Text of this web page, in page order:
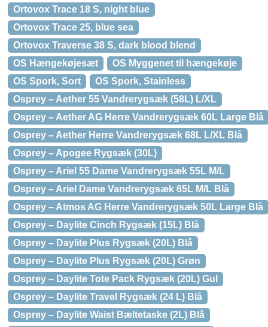
Ortovox Trace 18 S, night blue
Ortovox Trace 25, blue sea
Ortovox Traverse 38 S, dark blood blend
OS Hængekøjesæt
OS Myggenet til hængekøje
OS Spork, Sort
OS Spork, Stainless
Osprey – Aether 55 Vandrerygsæk (58L) L/XL
Osprey – Aether AG Herre Vandrerygsæk 60L Large Blå
Osprey – Aether Herre Vandrerygsæk 68L L/XL Blå
Osprey – Apogee Rygsæk (30L)
Osprey – Ariel 55 Dame Vandrerygsæk 55L M/L
Osprey – Ariel Dame Vandrerygsæk 65L M/L Blå
Osprey – Atmos AG Herre Vandrerygsæk 50L Large Blå
Osprey – Daylite Cinch Rygsæk (15L) Blå
Osprey – Daylite Plus Rygsæk (20L) Blå
Osprey – Daylite Plus Rygsæk (20L) Grøn
Osprey – Daylite Tote Pack Rygsæk (20L) Gul
Osprey – Daylite Travel Rygsæk (24 L) Blå
Osprey – Daylite Waist Bæltetaske (2L) Blå